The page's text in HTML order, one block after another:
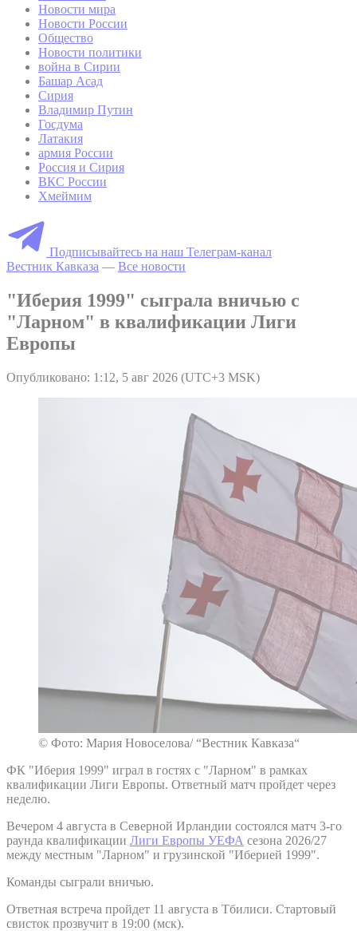
Новости мира
Новости России
Общество
Новости политики
война в Сирии
Башар Асад
Сирия
Владимир Путин
Госдума
Латакия
армия России
Россия и Сирия
ВКС России
Хмеймим
Подписывайтесь на наш Телеграм-канал
Вестник Кавказа — Все новости
"Иберия 1999" сыграла вничью с
"Ларном" в квалификации Лиги
Европы
Опубликовано: 1:12, 5 авг 2026 (UTC+3 MSK)
© Фото: Мария Новоселова/ “Вестник Кавказа“
ФК "Иберия 1999" играл в гостях с "Ларном" в рамках
квалификации Лиги Европы. Ответный матч пройдет через
неделю.
Вечером 4 августа в Северной Ирландии состоялся матч 3-го
раунда квалификации Лиги Европы УЕФА сезона 2026/27
между местным "Ларном" и грузинской "Иберией 1999".
Команды сыграли вничью.
Ответная встреча пройдет 11 августа в Тбилиси. Стартовый
свисток прозвучит в 19:00 (мск).